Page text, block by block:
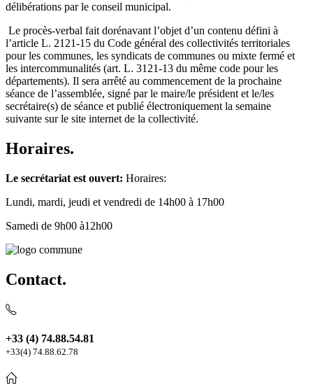
délibérations par le conseil municipal.
Le procès-verbal fait dorénavant l’objet d’un contenu défini à
l’article L. 2121-15 du Code général des collectivités territoriales
pour les communes, les syndicats de communes ou mixte fermé et
les intercommunalités (art. L. 3121-13 du même code pour les
départements). Il sera arrêté au commencement de la prochaine
séance de l’assemblée, signé par le maire/le président et le/les
secrétaire(s) de séance et publié électroniquement la semaine
suivante sur le site internet de la collectivité.
Horaires.
Le secrétariat est ouvert: Horaires:
Lundi, mardi, jeudi et vendredi de 14h00 à 17h00
Samedi de 9h00 à12h00
Contact.
+33 (4) 74.88.54.81
+33(4) 74.88.62.78